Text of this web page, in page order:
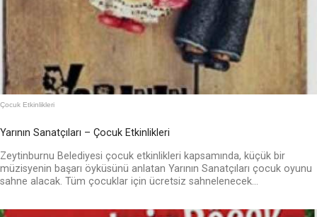
Çocuk Etkinlikleri
Yarının Sanatçıları – Çocuk Etkinlikleri
Zeytinburnu Belediyesi çocuk etkinlikleri kapsamında, küçük bir
müzisyenin başarı öyküsünü anlatan Yarının Sanatçıları çocuk oyunu
sahne alacak. Tüm çocuklar için ücretsiz sahnelenecek...